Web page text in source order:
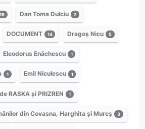
16 Dan Toma Dulciu 2
DOCUMENT 14 Dragoș Nicu 5
Eleodorus Enăchescu 1
1 Emil Niculescu 1
RASKA și PRIZREN 1
din Covasna, Harghita și Mureș 3